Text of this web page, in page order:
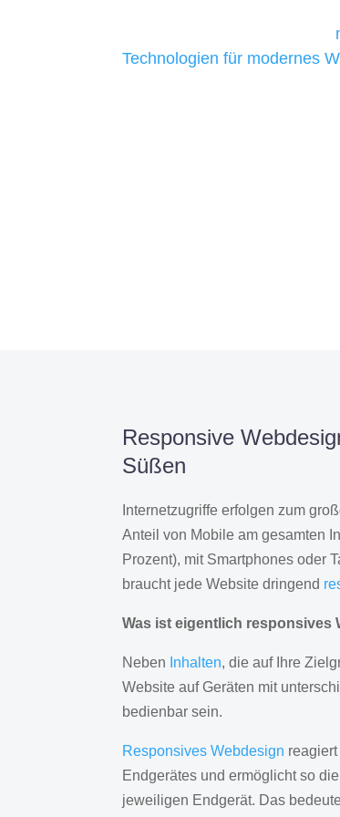
Technologien für modernes
Responsive
Süßen
Internetzugriffe erfolgen zum
Anteil von Mobile am gesamten
Prozent), mit Smartphones oder
braucht jede Website dringend
Was ist eigentlich responsives
Neben Inhalten, die auf Ihre
Website auf Geräten mit
bedienbar sein.
Responsives Webdesign
Endgerätes und ermöglicht so
jeweiligen Endgerät. Das